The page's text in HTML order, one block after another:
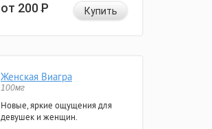
от 200Р Купить
Женская Виагра
100мг
Новые, яркие ощущения для
девушек и женщин.